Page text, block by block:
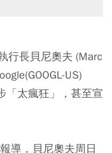
行長貝尼奧夫 (Marc
US)
「太瘋狂」，甚至宣
導，貝尼奧夫周日